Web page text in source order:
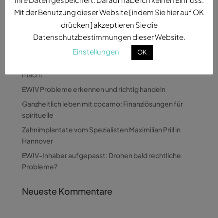
Neueste Beiträge
macht
EWIV Probleme erkennen und richtig handeln
Ganzheitlich leben mit cocamo: Finanzlösungen für
spirituelle
Zahnimplantate vom Spezialisten Maximilian Prill in
Hannover
EWIV-Inhaber aufgepasst: Drohen bald rechtliche
Probleme?
Neueste Kommentare
Mit der Benutzung dieser Website [ indem Sie hier auf OK
drücken ] akzeptieren Sie die
Datenschutzbestimmungen dieser Website.
Einstellungen
OK